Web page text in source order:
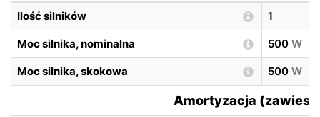
Ilość silników 1
Moc silnika, nominalna 500 W
Moc silnika, skokowa 500 W
Amortyzacja